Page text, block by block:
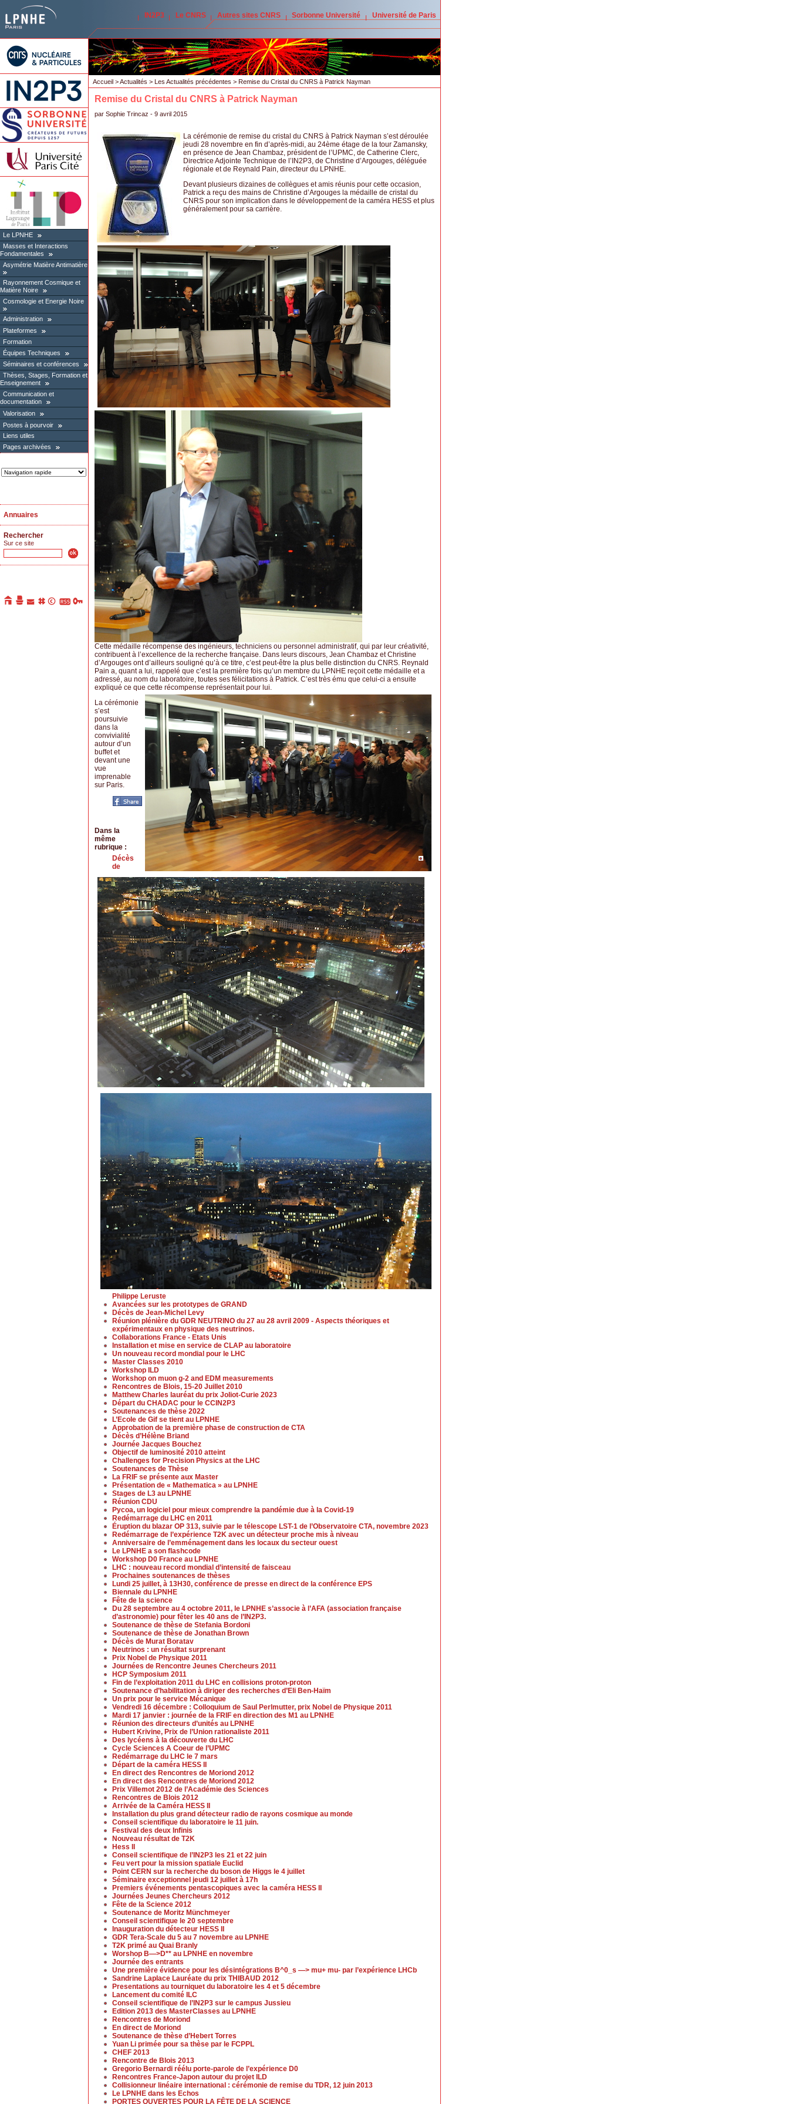
IN2P3 Le CNRS Autres sites CNRS Sorbonne Université Université de Paris
Le LPNHE
Masses et Interactions
Fondamentales
Asymétrie Matière Antimatière
Rayonnement Cosmique et
Matière Noire
Cosmologie et Energie Noire
Administration
Plateformes
Formation
Équipes Techniques
Séminaires et conférences
Thèses, Stages, Formation et
Enseignement
Communication et
documentation
Valorisation
Postes à pourvoir
Liens utiles
Pages archivées
Annuaires
Rechercher
Sur ce site
Accueil >Actualités > Les Actualités précédentes > Remise du Cristal du CNRS à Patrick Nayman
Remise du Cristal du CNRS à Patrick Nayman
par Sophie Trincaz - 9 avril 2015
La cérémonie de remise du cristal du CNRS à Patrick Nayman s’est déroulée
jeudi 28 novembre en fin d’après-midi, au 24ème étage de la tour Zamansky,
en présence de Jean Chambaz, président de l’UPMC, de Catherine Clerc,
Directrice Adjointe Technique de l’IN2P3, de Christine d’Argouges, déléguée
régionale et de Reynald Pain, directeur du LPNHE.
Devant plusieurs dizaines de collègues et amis réunis pour cette occasion,
Patrick a reçu des mains de Christine d’Argouges la médaille de cristal du
CNRS pour son implication dans le développement de la caméra HESS et plus
généralement pour sa carrière.
Cette médaille récompense des ingénieurs, techniciens ou personnel administratif, qui par leur créativité,
contribuent à l’excellence de la recherche française. Dans leurs discours, Jean Chambaz et Christine
d’Argouges ont d’ailleurs souligné qu’à ce titre, c’est peut-être la plus belle distinction du CNRS. Reynald
Pain a, quant a lui, rappelé que c’est la première fois qu’un membre du LPNHE reçoit cette médaille et a
adressé, au nom du laboratoire, toutes ses félicitations à Patrick. C’est très ému que celui-ci a ensuite
expliqué ce que cette récompense représentait pour lui.
La cérémonie
s’est
poursuivie
dans la
convivialité
autour d’un
buffet et
devant une
vue
imprenable
sur Paris.
Dans la
même
rubrique :
Décès
de
Philippe Leruste
Avancées sur les prototypes de GRAND
Décès de Jean-Michel Levy
Réunion plénière du GDR NEUTRINO du 27 au 28 avril 2009 - Aspects théoriques et
expérimentaux en physique des neutrinos.
Collaborations France - Etats Unis
Installation et mise en service de CLAP au laboratoire
Un nouveau record mondial pour le LHC
Master Classes 2010
Workshop ILD
Workshop on muon g-2 and EDM measurements
Rencontres de Blois, 15-20 Juillet 2010
Matthew Charles lauréat du prix Joliot-Curie 2023
Départ du CHADAC pour le CCIN2P3
Soutenances de thèse 2022
L’Ecole de Gif se tient au LPNHE
Approbation de la première phase de construction de CTA
Décès d’Hélène Briand
Journée Jacques Bouchez
Objectif de luminosité 2010 atteint
Challenges for Precision Physics at the LHC
Soutenances de Thèse
La FRIF se présente aux Master
Présentation de « Mathematica » au LPNHE
Stages de L3 au LPNHE
Réunion CDU
Pycoa, un logiciel pour mieux comprendre la pandémie due à la Covid-19
Redémarrage du LHC en 2011
Éruption du blazar OP 313, suivie par le télescope LST-1 de l’Observatoire CTA, novembre 2023
Redémarrage de l’expérience T2K avec un détecteur proche mis à niveau
Anniversaire de l’emménagement dans les locaux du secteur ouest
Le LPNHE a son flashcode
Workshop D0 France au LPNHE
LHC : nouveau record mondial d’intensité de faisceau
Prochaines soutenances de thèses
Lundi 25 juillet, à 13H30, conférence de presse en direct de la conférence EPS
Biennale du LPNHE
Fête de la science
Du 28 septembre au 4 octobre 2011, le LPNHE s’associe à l’AFA (association française
d’astronomie) pour fêter les 40 ans de l’IN2P3.
Soutenance de thèse de Stefania Bordoni
Soutenance de thèse de Jonathan Brown
Décès de Murat Boratav
Neutrinos : un résultat surprenant
Prix Nobel de Physique 2011
Journées de Rencontre Jeunes Chercheurs 2011
HCP Symposium 2011
Fin de l’exploitation 2011 du LHC en collisions proton-proton
Soutenance d’habilitation à diriger des recherches d’Eli Ben-Haïm
Un prix pour le service Mécanique
Vendredi 16 décembre : Colloquium de Saul Perlmutter, prix Nobel de Physique 2011
Mardi 17 janvier : journée de la FRIF en direction des M1 au LPNHE
Réunion des directeurs d’unités au LPNHE
Hubert Krivine, Prix de l’Union rationaliste 2011
Des lycéens à la découverte du LHC
Cycle Sciences A Coeur de l’UPMC
Redémarrage du LHC le 7 mars
Départ de la caméra HESS II
En direct des Rencontres de Moriond 2012
En direct des Rencontres de Moriond 2012
Prix Villemot 2012 de l’Académie des Sciences
Rencontres de Blois 2012
Arrivée de la Caméra HESS II
Installation du plus grand détecteur radio de rayons cosmique au monde
Conseil scientifique du laboratoire le 11 juin.
Festival des deux Infinis
Nouveau résultat de T2K
Hess II
Conseil scientifique de l’IN2P3 les 21 et 22 juin
Feu vert pour la mission spatiale Euclid
Point CERN sur la recherche du boson de Higgs le 4 juillet
Séminaire exceptionnel jeudi 12 juillet à 17h
Premiers événements pentascopiques avec la caméra HESS II
Journées Jeunes Chercheurs 2012
Fête de la Science 2012
Soutenance de Moritz Münchmeyer
Conseil scientifique le 20 septembre
Inauguration du détecteur HESS II
GDR Tera-Scale du 5 au 7 novembre au LPNHE
T2K primé au Quai Branly
Worshop B—>D** au LPNHE en novembre
Journée des entrants
Une première évidence pour les désintégrations B^0_s —> mu+ mu- par l’expérience LHCb
Sandrine Laplace Lauréate du prix THIBAUD 2012
Presentations au tourniquet du laboratoire les 4 et 5 décembre
Lancement du comité ILC
Conseil scientifique de l’IN2P3 sur le campus Jussieu
Edition 2013 des MasterClasses au LPNHE
Rencontres de Moriond
En direct de Moriond
Soutenance de thèse d’Hebert Torres
Yuan Li primée pour sa thèse par le FCPPL
CHEF 2013
Rencontre de Blois 2013
Gregorio Bernardi réélu porte-parole de l’expérience D0
Rencontres France-Japon autour du projet ILD
Collisionneur linéaire international : cérémonie de remise du TDR, 12 juin 2013
Le LPNHE dans les Echos
PORTES OUVERTES POUR LA FÊTE DE LA SCIENCE